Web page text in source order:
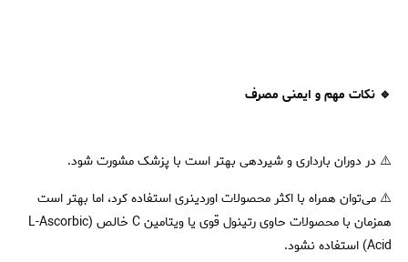
🔹 نکات مهم و ایمنی مصرف
⚠️ در دوران بارداری و شیردهی بهتر است با پزشک مشورت شود.
⚠️ می‌توان همراه با اکثر محصولات اوردینری استفاده کرد، اما بهتر است
همزمان با محصولات حاوی رتینول قوی یا ویتامین C خالص (L-Ascorbic
Acid) استفاده نشود.